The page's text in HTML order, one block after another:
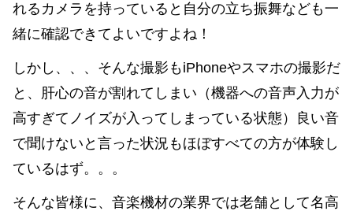
れるカメラを持っていると自分の立ち振舞なども一
緒に確認できてよいですよね！
しかし、、、そんな撮影もiPhoneやスマホの撮影だ
と、肝心の音が割れてしまい（機器への音声入力が
高すぎてノイズが入ってしまっている状態）良い音
で聞けないと言った状況もほぼすべての方が体験し
ているはず。。。
そんな皆様に、音楽機材の業界では老舗として名高